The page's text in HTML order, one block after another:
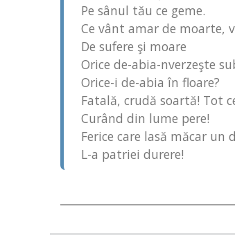
Pe sânul tău ce geme.
Ce vânt amar de moarte,
De sufere şi moare
Orice de-abia-nverzeşte
Orice-i de-abia în floare?
Fatală, crudă soartă! Tot
Curând din lume pere!
Ferice care lasă măcar un
L-a patriei durere!